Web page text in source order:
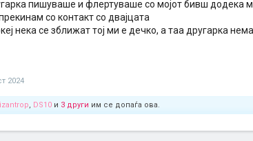
пишуваше и флертуваше со мојот бивш додека
со контакт со двајцата
нека се зближат тој ми е дечко, а таа другарка
2024
, DS10 и 3 други им се допаѓа ова.